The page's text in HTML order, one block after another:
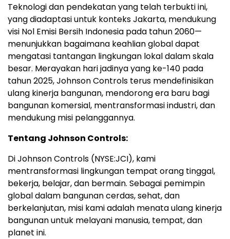
Teknologi dan pendekatan yang telah terbukti ini,
yang diadaptasi untuk konteksJakarta, mendukung
visi Nol Emisi Bersih Indonesia pada tahun 2060—
menunjukkan bagaimana keahlian global dapat
mengatasi tantangan lingkungan lokal dalam skala
besar. Merayakan hari jadinya yang ke-140 pada
tahun 2025, Johnson Controls terus mendefinisikan
ulang kinerja bangunan, mendorong era baru bagi
bangunan komersial, mentransformasi industri, dan
mendukung misi pelanggannya.
Tentang Johnson Controls:
Di Johnson Controls (NYSE:JCI), kami
mentransformasi lingkungan tempat orang tinggal,
bekerja, belajar, dan bermain. Sebagai pemimpin
global dalam bangunan cerdas, sehat, dan
berkelanjutan, misi kami adalah menata ulang kinerja
bangunan untuk melayani manusia, tempat, dan
planet ini.